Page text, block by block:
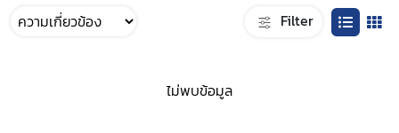
Filter
ไม่พบข้อมูล